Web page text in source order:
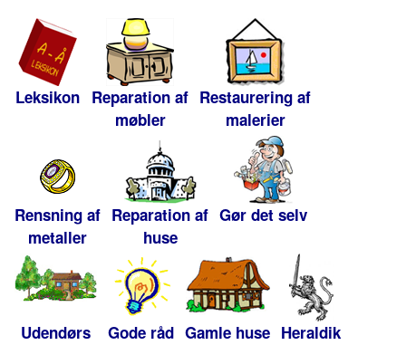
Leksikon Reparation af
møbler
Restaurering af
malerier
Rensning af
metaller
Reparation af
huse
Gør det selv
Udendørs Gode råd Gamle huse Heraldik